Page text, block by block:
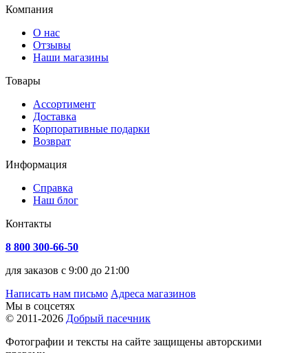
Компания
О нас
Отзывы
Наши магазины
Товары
Ассортимент
Доставка
Корпоративные подарки
Возврат
Информация
Справка
Наш блог
Контакты
8 800 300-66-50
для заказов с 9:00 до 21:00
Написать нам письмо Адреса магазинов
Мы в соцсетях
© 2011-2026 Добрый пасечник
Фотографии и тексты на сайте защищены авторскими